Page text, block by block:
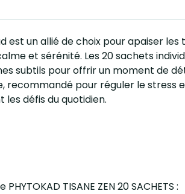
est un allié de choix pour apaiser
et sérénité. Les 20 sachets
subtils pour offrir un moment de
recommandé pour réguler le
défis du quotidien.
TISANE ZEN 20 SACHETS :